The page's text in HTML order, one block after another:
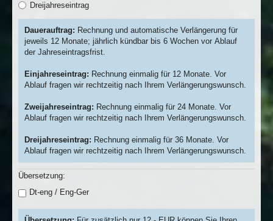
Dreijahreseintrag
Dauerauftrag: Rechnung und automatische Verlängerung für
jeweils 12 Monate; jährlich kündbar bis 6 Wochen vor Ablauf
der Jahreseintragsfrist.
Einjahreseintrag: Rechnung einmalig für 12 Monate. Vor
Ablauf fragen wir rechtzeitig nach Ihrem Verlängerungswunsch.
Zweijahreseintrag: Rechnung einmalig für 24 Monate. Vor
Ablauf fragen wir rechtzeitig nach Ihrem Verlängerungswunsch.
Dreijahreseintrag: Rechnung einmalig für 36 Monate. Vor
Ablauf fragen wir rechtzeitig nach Ihrem Verlängerungswunsch.
Übersetzung:
Dt-eng / Eng-Ger